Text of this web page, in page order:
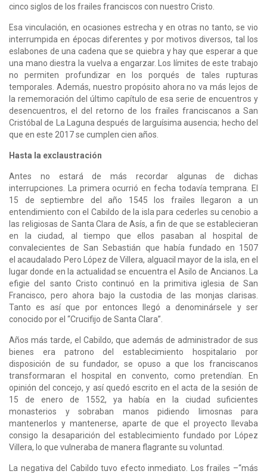
cinco siglos de los frailes franciscos con nuestro Cristo.
Esa vinculación, en ocasiones estrecha y en otras no tanto, se vio
interrumpida en épocas diferentes y por motivos diversos, tal los
eslabones de una cadena que se quiebra y hay que esperar a que
una mano diestra la vuelva a engarzar. Los límites de este trabajo
no permiten profundizar en los porqués de tales rupturas
temporales. Además, nuestro propósito ahora no va más lejos de
la rememoración del último capítulo de esa serie de encuentros y
desencuentros, el del retorno de los frailes franciscanos a San
Cristóbal de La Laguna después de larguísima ausencia; hecho del
que en este 2017 se cumplen cien años.
Hasta la exclaustración
Antes no estará de más recordar algunas de dichas
interrupciones. La primera ocurrió en fecha todavía temprana. El
15 de septiembre del año 1545 los frailes llegaron a un
entendimiento con el Cabildo de la isla para cederles su cenobio a
las religiosas de Santa Clara de Asís, a fin de que se establecieran
en la ciudad, al tiempo que ellos pasaban al hospital de
convalecientes de San Sebastián que había fundado en 1507
el acaudalado Pero López de Villera, alguacil mayor de la isla, en el
lugar donde en la actualidad se encuentra el Asilo de Ancianos. La
efigie del santo Cristo continuó en la primitiva iglesia de San
Francisco, pero ahora bajo la custodia de las monjas clarisas.
Tanto es así que por entonces llegó a denominársele y ser
conocido por el “Crucifijo de Santa Clara”.
Años más tarde, el Cabildo, que además de administrador de sus
bienes era patrono del establecimiento hospitalario por
disposición de su fundador, se opuso a que los franciscanos
transformaran el hospital en convento, como pretendían. En
opinión del concejo, y así quedó escrito en el acta de la sesión de
15 de enero de 1552, ya había en la ciudad suficientes
monasterios y sobraban manos pidiendo limosnas para
mantenerlos y mantenerse, aparte de que el proyecto llevaba
consigo la desaparición del establecimiento fundado por López
Villera, lo que vulneraba de manera flagrante su voluntad.
La negativa del Cabildo tuvo efecto inmediato. Los frailes –“más